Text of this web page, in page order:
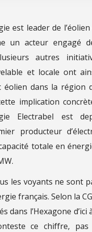
est leader de
un acteur engagé
autres
et locale ont
éolien dans la région
implication
Electrabel est
producteur
totale en
les voyants ne sont
français. Selon la
dans l’Hexagone d’ici
ce chiffre,